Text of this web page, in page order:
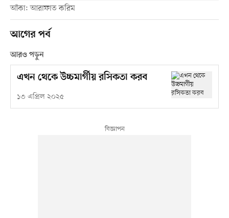
আঁকা: আরাফাত করিম
আগের পর্ব
আরও পড়ুন
এখন থেকে উচ্চমার্গীয় রসিকতা করব
১৩ এপ্রিল ২০২৫